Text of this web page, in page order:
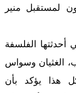
لمستقبل منير
أحدثتها الفلسفة
الغثيان وسواس
هذا يؤكد بأن